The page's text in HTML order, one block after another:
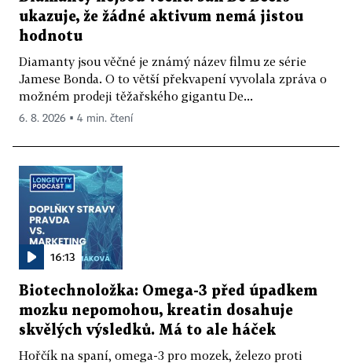
ukazuje, že žádné aktivum nemá jistou
hodnotu
Diamanty jsou věčné je známý název filmu ze série
Jamese Bonda. O to větší překvapení vyvolala zpráva o
možném prodeji těžařského gigantu De...
6. 8. 2026 ▪ 4 min. čtení
16:13
Biotechnoložka: Omega-3 před úpadkem
mozku nepomohou, kreatin dosahuje
skvělých výsledků. Má to ale háček
Hořčík na spaní, omega-3 pro mozek, železo proti